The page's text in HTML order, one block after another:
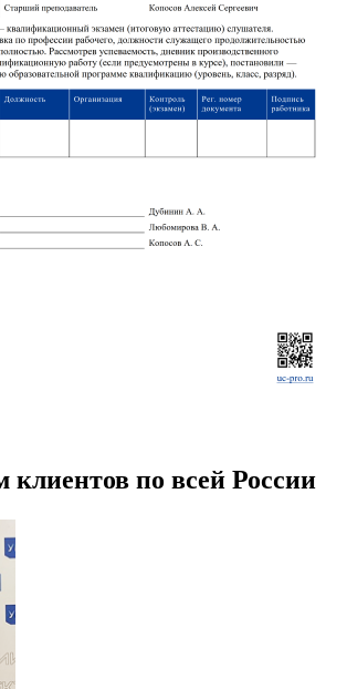
клиентов по всей России